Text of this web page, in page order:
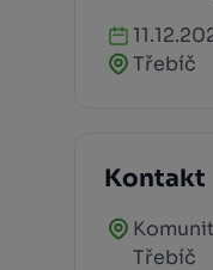
Třebíč
Kontakt
Třebíč